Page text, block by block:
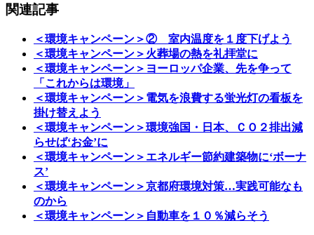
関連記事
＜環境キャンペーン＞② 室内温度を１度下げよう
＜環境キャンペーン＞火葬場の熱を礼拝堂に
＜環境キャンペーン＞ヨーロッパ企業、先を争って
「これからは環境」
＜環境キャンペーン＞電気を浪費する蛍光灯の看板を
掛け替えよう
＜環境キャンペーン＞環境強国・日本、ＣＯ２排出減
らせば‘お金’に
＜環境キャンペーン＞エネルギー節約建築物に‘ボーナ
ス’
＜環境キャンペーン＞京都府環境対策…実践可能なも
のから
＜環境キャンペーン＞自動車を１０％減らそう